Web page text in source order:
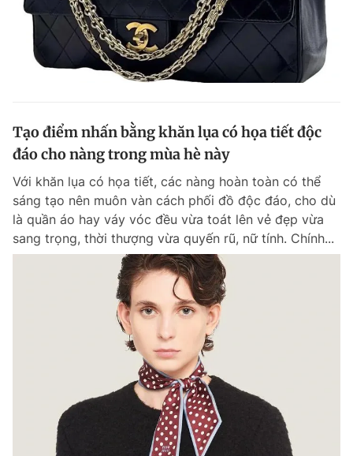
Tạo điểm nhấn bằng khăn lụa có họa tiết độc
đáo cho nàng trong mùa hè này
Với khăn lụa có họa tiết, các nàng hoàn toàn có thể
sáng tạo nên muôn vàn cách phối đồ độc đáo, cho dù
là quần áo hay váy vóc đều vừa toát lên vẻ đẹp vừa
sang trọng, thời thượng vừa quyến rũ, nữ tính. Chính...